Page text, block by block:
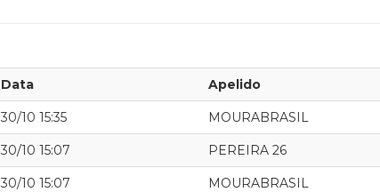
Data Apelido
30/10 15:35 MOURABRASIL
30/10 15:07 PEREIRA 26
30/10 15:07 MOURABRASIL